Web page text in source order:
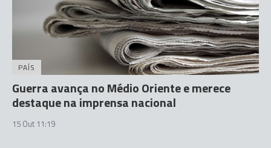
PAÍS
Guerra avança no Médio Oriente e merece
destaque na imprensa nacional
15 Out 11:19